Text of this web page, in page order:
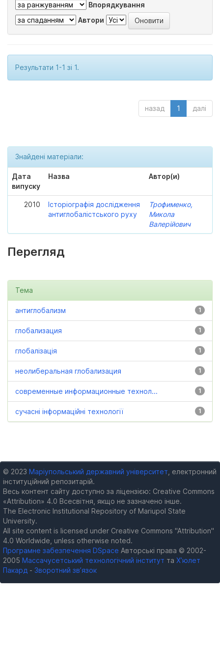
Впорядкування
Автори
Результати 1-1 зі 1.
назад 1 далі
Знайдені матеріали:
Дата
випуску
Назва Автор(и)
2010
Історіографія дослідження
антиглобалістського руху
Трофименко,
Микола
Валерійович
Перегляд
Тема
1
антиглобализм
1
глобализация
1
глобалізація
1
неолиберальная глобализация
1
современные информационные технол...
1
сучасні інформаційні технології
© 2023 Маріупольський державний університет , електронний
інституційний репозитарій.
Весь контент сайту доступно за ліцензією: Creative Commons
«Attribution» 4.0 Всесвітня, якщо не зазначено інше.
The Electronic Institutional Repository of Mariupol State
University.
All site content is licensed under Creative Commons "Attribution"
4.0 Worldwide, unless otherwise noted.
Програмне забезпечення DSpace Авторські права © 2002-
2005 Массачусетський технологічний інститут та Х’юлет
Пакард - Зворотний зв’язок